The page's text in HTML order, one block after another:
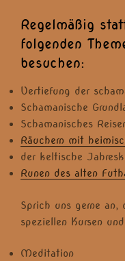
Regelmäßig
folgenden
besuchen:
Vertiefung der
Schamanische
Schamanisches
Räuchern mit
der keltische
Runen des alten
Sprich uns gerne an,
speziellen Kursen
Meditation